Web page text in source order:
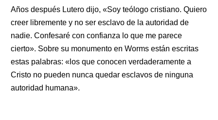
Años después Lutero dijo, «Soy teólogo cristiano. Quiero
creer libremente y no ser esclavo de la autoridad de
nadie. Confesaré con confianza lo que me parece
cierto». Sobre su monumento en Worms están escritas
estas palabras: «los que conocen verdaderamente a
Cristo no pueden nunca quedar esclavos de ninguna
autoridad humana».